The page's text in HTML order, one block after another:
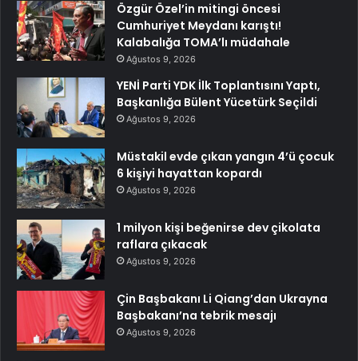
Özgür Özel’in mitingi öncesi
Cumhuriyet Meydanı karıştı!
Kalabalığa TOMA’lı müdahale
Ağustos 9, 2026
YENİ Parti YDK İlk Toplantısını Yaptı,
Başkanlığa Bülent Yücetürk Seçildi
Ağustos 9, 2026
Müstakil evde çıkan yangın 4’ü çocuk
6 kişiyi hayattan kopardı
Ağustos 9, 2026
1 milyon kişi beğenirse dev çikolata
raflara çıkacak
Ağustos 9, 2026
Çin Başbakanı Li Qiang’dan Ukrayna
Başbakanı’na tebrik mesajı
Ağustos 9, 2026